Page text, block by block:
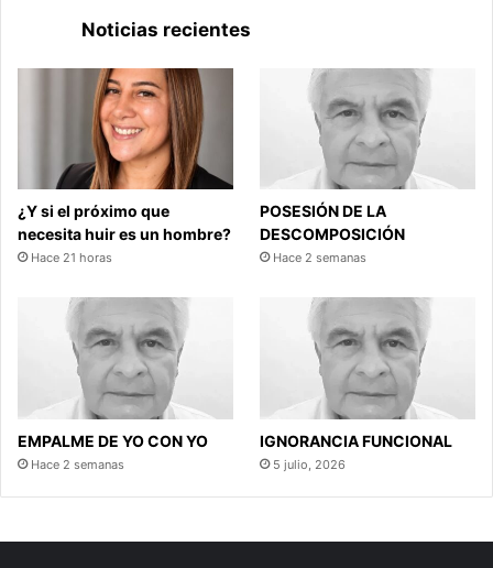
Noticias recientes
¿Y si el próximo que
necesita huir es un hombre?
Hace 21 horas
POSESIÓN DE LA
DESCOMPOSICIÓN
Hace 2 semanas
EMPALME DE YO CON YO
Hace 2 semanas
IGNORANCIA FUNCIONAL
5 julio, 2026